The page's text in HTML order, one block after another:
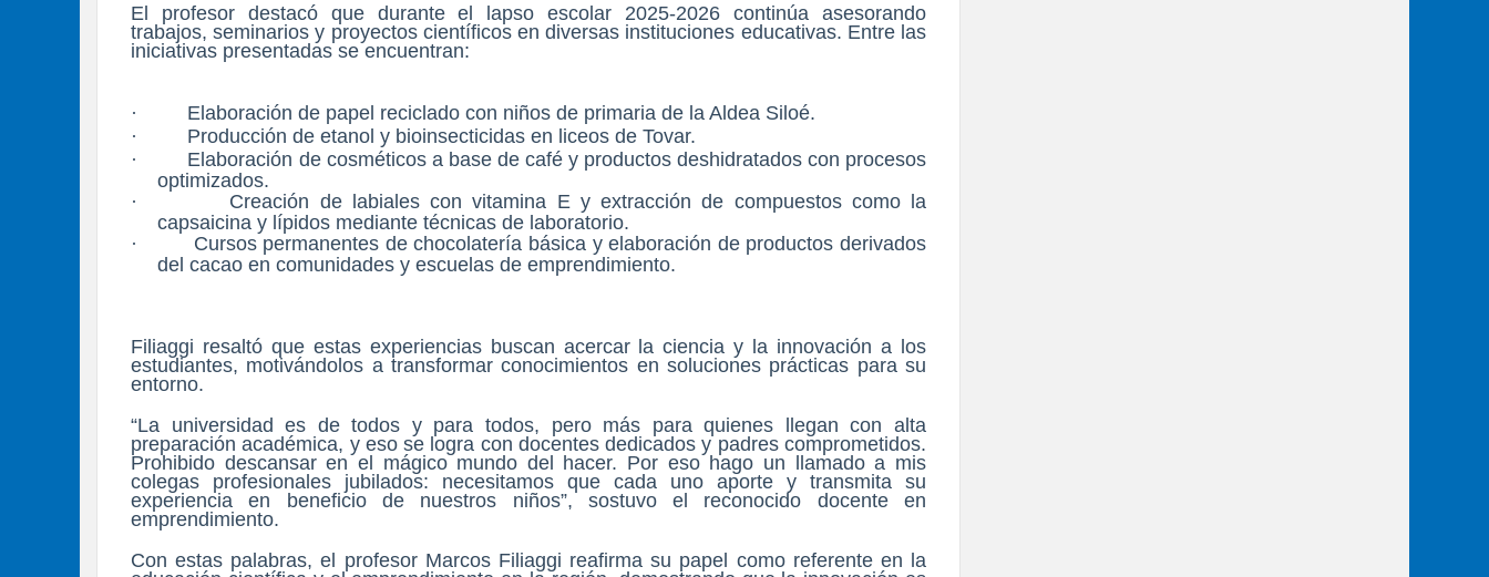
El profesor destacó que durante el lapso escolar 2025-2026 continúa asesorando
trabajos, seminarios y proyectos científicos en diversas instituciones educativas. Entre las
iniciativas presentadas se encuentran:
·
Elaboración de papel reciclado con niños de primaria de la Aldea Siloé.
·
Producción de etanol y bioinsecticidas en liceos de Tovar.
·
Elaboración de cosméticos a base de café y productos deshidratados con procesos
optimizados.
·
Creación de labiales con vitamina E y extracción de compuestos como la
capsaicina y lípidos mediante técnicas de laboratorio.
·
Cursos permanentes de chocolatería básica y elaboración de productos derivados
del cacao en comunidades y escuelas de emprendimiento.
Filiaggi resaltó que estas experiencias buscan acercar la ciencia y la innovación a los
estudiantes, motivándolos a transformar conocimientos en soluciones prácticas para su
entorno.
“La universidad es de todos y para todos, pero más para quienes llegan con alta
preparación académica, y eso se logra con docentes dedicados y padres comprometidos.
Prohibido descansar en el mágico mundo del hacer. Por eso hago un llamado a mis
colegas profesionales jubilados: necesitamos que cada uno aporte y transmita su
experiencia en beneficio de nuestros niños”, sostuvo el reconocido docente en
emprendimiento.
Con estas palabras, el profesor Marcos Filiaggi reafirma su papel como referente en la